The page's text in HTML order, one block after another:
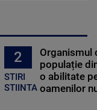
2
STIRI
STIINTA
Organismul
populație
o abilitate
oamenilor